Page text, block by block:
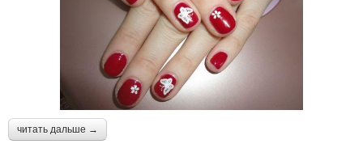
читать дальше →